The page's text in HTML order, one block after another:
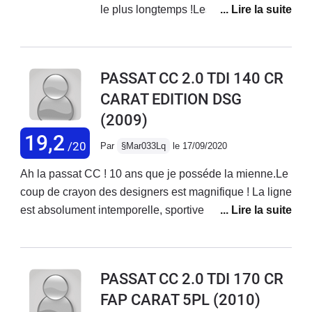
finalement je vais la garder.
le plus longtemps !Les années
élégante, intemporelle...Une finition
fabrication, confortable. Voiture très
fiable consommant peu et peu
coûteuse en entretien au vu de la
coffre, c'est un coupé familial.C'est une
voiture agréable à conduire, que j'ai
vendue avec regret...
19,2 /20
PASSAT CC 2.0 TDI 140 CR
CARAT EDITION DSG
(2009)
Par §Mar033Lq le 17/09/2020
Ah la passat CC ! 10 ans que je posséde la mienne.Le
coup de crayon des designers est magnifique ! La ligne
est absolument intemporelle, sportive et très
pleinement au rendez vous et présentent un tres bon
conception intérieure n'appelle aucune critique et joue
l'efficacité. Les nouveaux tableaux de bord type "arbre
PASSAT CC 2.0 TDI 170 CR
FAP CARAT 5PL (2010)